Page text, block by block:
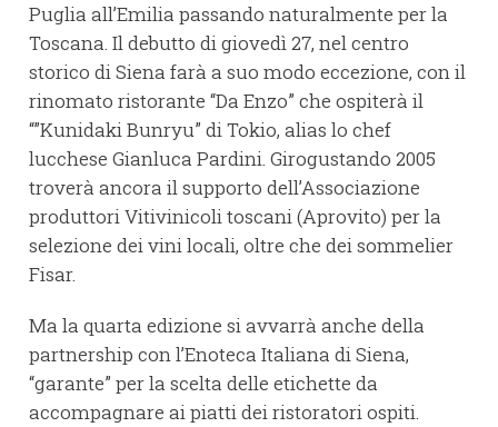
Puglia all’Emilia passando naturalmente per la
Toscana. Il debutto di giovedì 27, nel centro
storico di Siena farà a suo modo eccezione, con il
rinomato ristorante “Da Enzo” che ospiterà il
“”Kunidaki Bunryu” di Tokio, alias lo chef
lucchese Gianluca Pardini. Girogustando 2005
troverà ancora il supporto dell’Associazione
produttori Vitivinicoli toscani (Aprovito) per la
selezione dei vini locali, oltre che dei sommelier
Fisar.
Ma la quarta edizione si avvarrà anche della
partnership con l’Enoteca Italiana di Siena,
“garante” per la scelta delle etichette da
accompagnare ai piatti dei ristoratori ospiti.